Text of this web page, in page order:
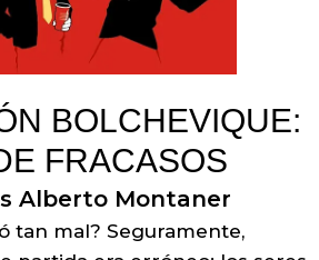
BOLCHEVIQUE:
FRACASOS
Alberto Montaner
tan mal? Seguramente,